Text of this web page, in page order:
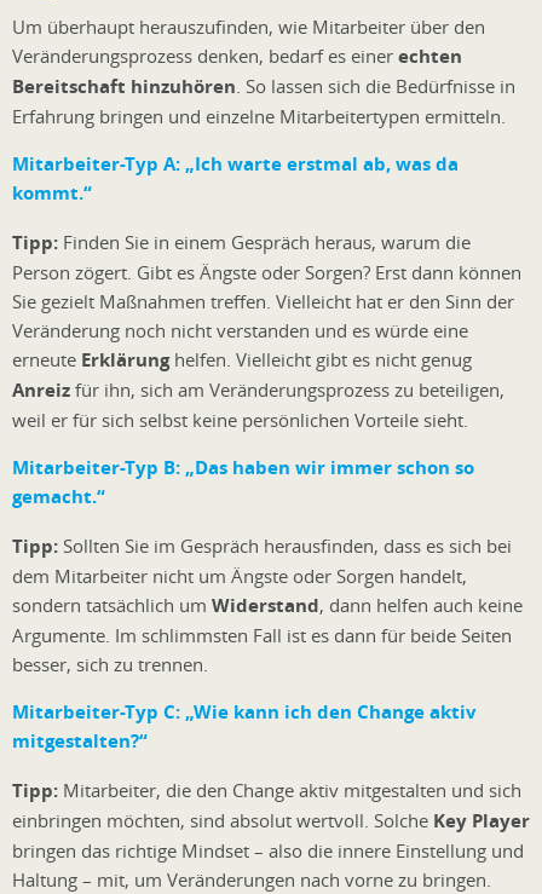
Um überhaupt herauszufinden, wie Mitarbeiter über den
Veränderungsprozess denken, bedarf es einer echten
Bereitschaft hinzuhören . So lassen sich die Bedürfnisse in
Erfahrung bringen und einzelne Mitarbeitertypen ermitteln.
Mitarbeiter-Typ A: „Ich warte erstmal ab, was da
kommt.“
Tipp: Finden Sie in einem Gespräch heraus, warum die
Person zögert. Gibt es Ängste oder Sorgen? Erst dann können
Sie gezielt Maßnahmen treffen. Vielleicht hat er den Sinn der
Veränderung noch nicht verstanden und es würde eine
erneute Erklärunghelfen. Vielleicht gibt es nicht genug
Anreiz für ihn, sich am Veränderungsprozess zu beteiligen,
weil er für sich selbst keine persönlichen Vorteile sieht.
Mitarbeiter-Typ B: „Das haben wir immer schon so
gemacht.“
Tipp: Sollten Sie im Gespräch herausfinden, dass es sich bei
dem Mitarbeiter nicht um Ängste oder Sorgen handelt,
sondern tatsächlich um Widerstand, dann helfen auch keine
Argumente. Im schlimmsten Fall ist es dann für beide Seiten
besser, sich zu trennen.
Mitarbeiter-Typ C: „Wie kann ich den Change aktiv
mitgestalten?“
Tipp: Mitarbeiter, die den Change aktiv mitgestalten und sich
einbringen möchten, sind absolut wertvoll. Solche Key Player
bringen das richtige Mindset – also die innere Einstellung und
Haltung – mit, um Veränderungen nach vorne zu bringen.